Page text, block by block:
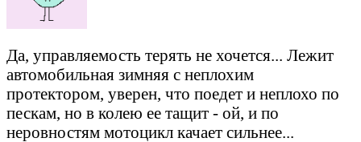
Да, управляемость терять не хочется... Лежит
автомобильная зимняя с неплохим
протектором, уверен, что поедет и неплохо по
пескам, но в колею ее тащит - ой, и по
неровностям мотоцикл качает сильнее...